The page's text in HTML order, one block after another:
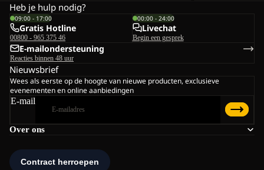
Over ons
Heb je hulp nodig?
09:00 - 17:00
Gratis Hotline
00800 - 965 375 46
00:00 - 24:00
Livechat
Begin een gesprek
E-mailondersteuning
Reacties binnen 48 uur
Nieuwsbrief
Wees als eerste op de hoogte van nieuwe producten, exclusieve
evenementen en online aanbiedingen
E-mail